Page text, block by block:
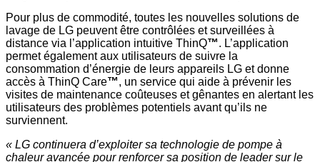
Pour plus de commodité, toutes les nouvelles solutions de
lavage de LG peuvent être contrôlées et surveillées à
distance via l’application intuitive ThinQ™. L’application
permet également aux utilisateurs de suivre la
consommation d’énergie de leurs appareils LG et donne
accès à ThinQ Care™, un service qui aide à prévenir les
visites de maintenance coûteuses et gênantes en alertant les
utilisateurs des problèmes potentiels avant qu’ils ne
surviennent.
« LG continuera d’exploiter sa technologie de pompe à
chaleur avancée pour renforcer sa position de leader sur le